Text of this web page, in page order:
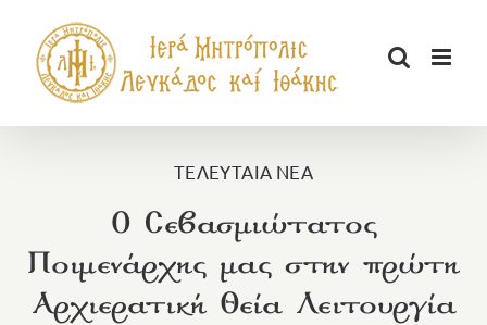
περιεχόμενο
ΤΕΛΕΥΤΑΙΑ ΝΕΑ
Ο Σεβασμιώτατος
Ποιμενάρχης μας στην πρώτη
Αρχιερατική Θεία Λειτουργία